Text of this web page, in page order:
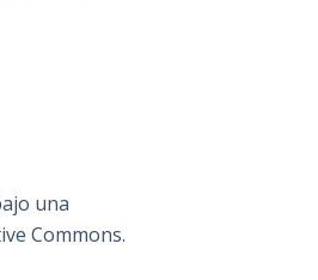
una
Commons.